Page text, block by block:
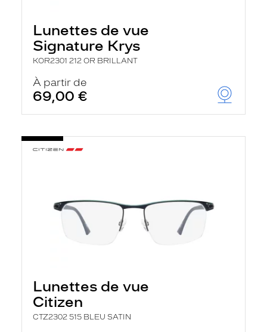
Lunettes de vue
Signature Krys
KOR2301 212 OR BRILLANT
À partir de
69,00 €
Lunettes de vue
Citizen
CTZ2302 515 BLEU SATIN